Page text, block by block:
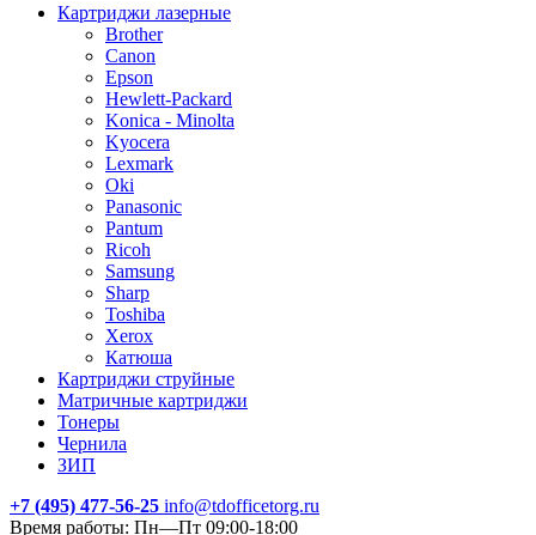
Картриджи лазерные
Brother
Canon
Epson
Hewlett-Packard
Konica - Minolta
Kyocera
Lexmark
Oki
Panasonic
Pantum
Ricoh
Samsung
Sharp
Toshiba
Xerox
Катюша
Картриджи струйные
Матричные картриджи
Тонеры
Чернила
ЗИП
+7 (495) 477-56-25 info@tdofficetorg.ru
Время работы: Пн—Пт 09:00-18:00